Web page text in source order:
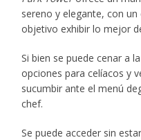
sereno y elegante, con
objetivo exhibir lo mejor
Si bien se puede cenar a
opciones para celíacos y
sucumbir ante el menú
chef.
Se puede acceder sin